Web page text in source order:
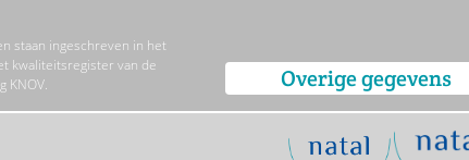
staan ingeschreven in het
kwaliteitsregister van de
KNOV.
Overige gegevens